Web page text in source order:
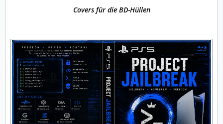
Covers für die BD-Hüllen